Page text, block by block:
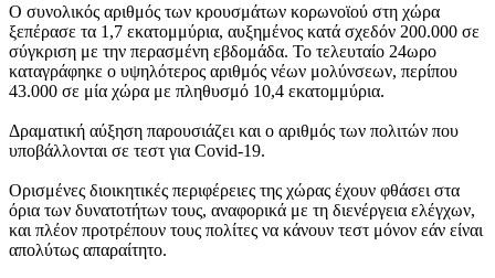
Ο συνολικός αριθμός των κρουσμάτων κορωνοϊού στη χώρα
ξεπέρασε τα 1,7 εκατομμύρια, αυξημένος κατά σχεδόν 200.000 σε
σύγκριση με την περασμένη εβδομάδα. Το τελευταίο 24ωρο
καταγράφηκε ο υψηλότερος αριθμός νέων μολύνσεων, περίπου
43.000 σε μία χώρα με πληθυσμό 10,4 εκατομμύρια.
Δραματική αύξηση παρουσιάζει και ο αριθμός των πολιτών που
υποβάλλονται σε τεστ για Covid-19.
Ορισμένες διοικητικές περιφέρειες της χώρας έχουν φθάσει στα
όρια των δυνατοτήτων τους, αναφορικά με τη διενέργεια ελέγχων,
και πλέον προτρέπουν τους πολίτες να κάνουν τεστ μόνον εάν είναι
απολύτως απαραίτητο.